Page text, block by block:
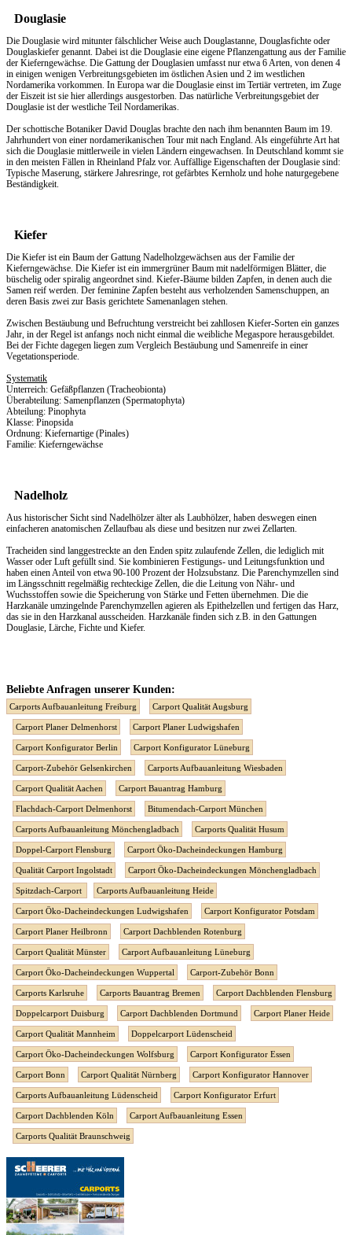
Douglasie
Die Douglasie wird mitunter fälschlicher Weise auch Douglastanne, Douglasfichte oder
Douglaskiefer genannt. Dabei ist die Douglasie eine eigene Pflanzengattung aus der Familie
der Kieferngewächse. Die Gattung der Douglasien umfasst nur etwa 6 Arten, von denen 4
in einigen wenigen Verbreitungsgebieten im östlichen Asien und 2 im westlichen
Nordamerika vorkommen. In Europa war die Douglasie einst im Tertiär vertreten, im Zuge
der Eiszeit ist sie hier allerdings ausgestorben. Das natürliche Verbreitungsgebiet der
Douglasie ist der westliche Teil Nordamerikas.
Der schottische Botaniker David Douglas brachte den nach ihm benannten Baum im 19.
Jahrhundert von einer nordamerikanischen Tour mit nach England. Als eingeführte Art hat
sich die Douglasie mittlerweile in vielen Ländern eingewachsen. In Deutschland kommt sie
in den meisten Fällen in Rheinland Pfalz vor. Auffällige Eigenschaften der Douglasie sind:
Typische Maserung, stärkere Jahresringe, rot gefärbtes Kernholz und hohe naturgegebene
Beständigkeit.
Kiefer
Die Kiefer ist ein Baum der Gattung Nadelholzgewächsen aus der Familie der
Kieferngewächse. Die Kiefer ist ein immergrüner Baum mit nadelförmigen Blätter, die
büschelig oder spiralig angeordnet sind. Kiefer-Bäume bilden Zapfen, in denen auch die
Samen reif werden. Der feminine Zapfen besteht aus verholzenden Samenschuppen, an
deren Basis zwei zur Basis gerichtete Samenanlagen stehen.
Zwischen Bestäubung und Befruchtung verstreicht bei zahllosen Kiefer-Sorten ein ganzes
Jahr, in der Regel ist anfangs noch nicht einmal die weibliche Megaspore herausgebildet.
Bei der Fichte dagegen liegen zum Vergleich Bestäubung und Samenreife in einer
Vegetationsperiode.
Systematik
Unterreich: Gefäßpflanzen (Tracheobionta)
Überabteilung: Samenpflanzen (Spermatophyta)
Abteilung: Pinophyta
Klasse: Pinopsida
Ordnung: Kiefernartige (Pinales)
Familie: Kieferngewächse
Nadelholz
Aus historischer Sicht sind Nadelhölzer älter als Laubhölzer, haben deswegen einen
einfacheren anatomischen Zellaufbau als diese und besitzen nur zwei Zellarten.
Tracheiden sind langgestreckte an den Enden spitz zulaufende Zellen, die lediglich mit
Wasser oder Luft gefüllt sind. Sie kombinieren Festigungs- und Leitungsfunktion und
haben einen Anteil von etwa 90-100 Prozent der Holzsubstanz. Die Parenchymzellen sind
im Längsschnitt regelmäßig rechteckige Zellen, die die Leitung von Nähr- und
Wuchsstoffen sowie die Speicherung von Stärke und Fetten übernehmen. Die die
Harzkanäle umzingelnde Parenchymzellen agieren als Epithelzellen und fertigen das Harz,
das sie in den Harzkanal ausscheiden. Harzkanäle finden sich z.B. in den Gattungen
Douglasie, Lärche, Fichte und Kiefer.
Beliebte Anfragen unserer Kunden:
Carports Aufbauanleitung Freiburg Carport Qualität Augsburg
Carport Planer Delmenhorst Carport Planer Ludwigshafen
Carport Konfigurator Berlin Carport Konfigurator Lüneburg
Carport-Zubehör Gelsenkirchen Carports Aufbauanleitung Wiesbaden
Carport Qualität Aachen Carport Bauantrag Hamburg
Flachdach-Carport Delmenhorst Bitumendach-Carport München
Carports Aufbauanleitung Mönchengladbach Carports Qualität Husum
Doppel-Carport Flensburg Carport Öko-Dacheindeckungen Hamburg
Qualität Carport Ingolstadt Carport Öko-Dacheindeckungen Mönchengladbach
Spitzdach-Carport Carports Aufbauanleitung Heide
Carport Öko-Dacheindeckungen Ludwigshafen Carport Konfigurator Potsdam
Carport Planer Heilbronn Carport Dachblenden Rotenburg
Carport Qualität Münster Carport Aufbauanleitung Lüneburg
Carport Öko-Dacheindeckungen Wuppertal Carport-Zubehör Bonn
Carports Karlsruhe Carports Bauantrag Bremen Carport Dachblenden Flensburg
Doppelcarport Duisburg Carport Dachblenden Dortmund Carport Planer Heide
Carport Qualität Mannheim Doppelcarport Lüdenscheid
Carport Öko-Dacheindeckungen Wolfsburg Carport Konfigurator Essen
Carport Bonn Carport Qualität Nürnberg Carport Konfigurator Hannover
Carports Aufbauanleitung Lüdenscheid Carport Konfigurator Erfurt
Carport Dachblenden Köln Carport Aufbauanleitung Essen
Carports Qualität Braunschweig